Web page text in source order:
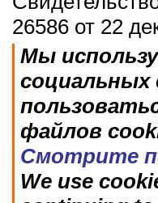
26586 от 22
Мы
социальных
файлов
Смотрите
We use